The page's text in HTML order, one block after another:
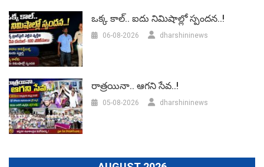
ఒక్క కాల్.. ఐదు నిమిషాల్లో స్పందన..!
06-08-2026 dharshininews
రాత్రయినా.. ఆగని సేవ..!
05-08-2026 dharshininews